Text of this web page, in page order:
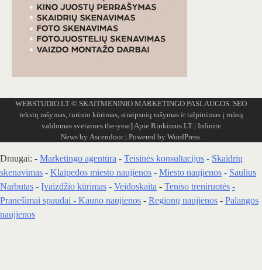
WEBSTUDIO.LT © SKAITMENINIO MARKETINGO PASLAUGOS. SEO
tekstų rašymas, turinio kūrimas, straipsnių rašymas ir talpinimas į mūsų
valdomas svetaines.the-year] Apie Rinkimus.LT| Infinite
News by Ascendoor| Powered by WordPress.
Draugai: - Marketingo agentūra - Teisinės konsultacijos - Skaidrių
skenavimas - Klaipedos miesto naujienos - Miesto naujienos - Saulius
Narbutas - Įvaizdžio kūrimas - Veidoskaita - Teniso treniruotės -
Pranešimai spaudai - Kauno naujienos - Regionų naujienos - Palangos
naujienos